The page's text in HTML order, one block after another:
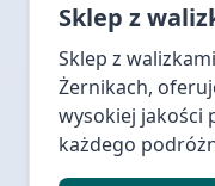
Sklep z
Sklep z
Żernikach,
wysokiej jakości
każdego